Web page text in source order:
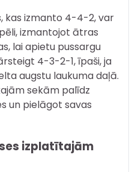
kas izmanto 4-4-2, var
izmantojot ātras
lai apietu pussargu
4-3-2-1, īpaši, ja
augstu laukuma daļā.
sekām palīdz
un pielāgot savas
izplatītajām